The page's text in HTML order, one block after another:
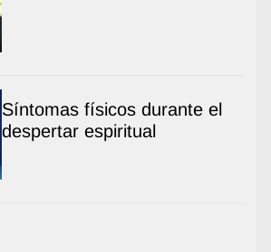
Síntomas físicos durante el
despertar espiritual